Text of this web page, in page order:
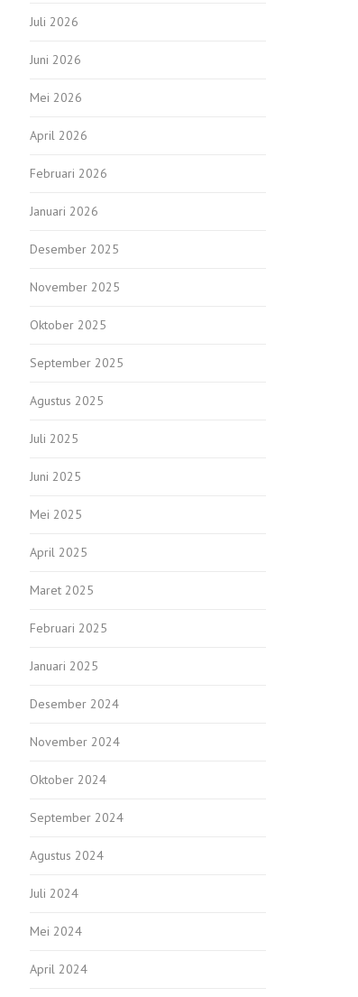
Juli 2026
Juni 2026
Mei 2026
April 2026
Februari 2026
Januari 2026
Desember 2025
November 2025
Oktober 2025
September 2025
Agustus 2025
Juli 2025
Juni 2025
Mei 2025
April 2025
Maret 2025
Februari 2025
Januari 2025
Desember 2024
November 2024
Oktober 2024
September 2024
Agustus 2024
Juli 2024
Mei 2024
April 2024